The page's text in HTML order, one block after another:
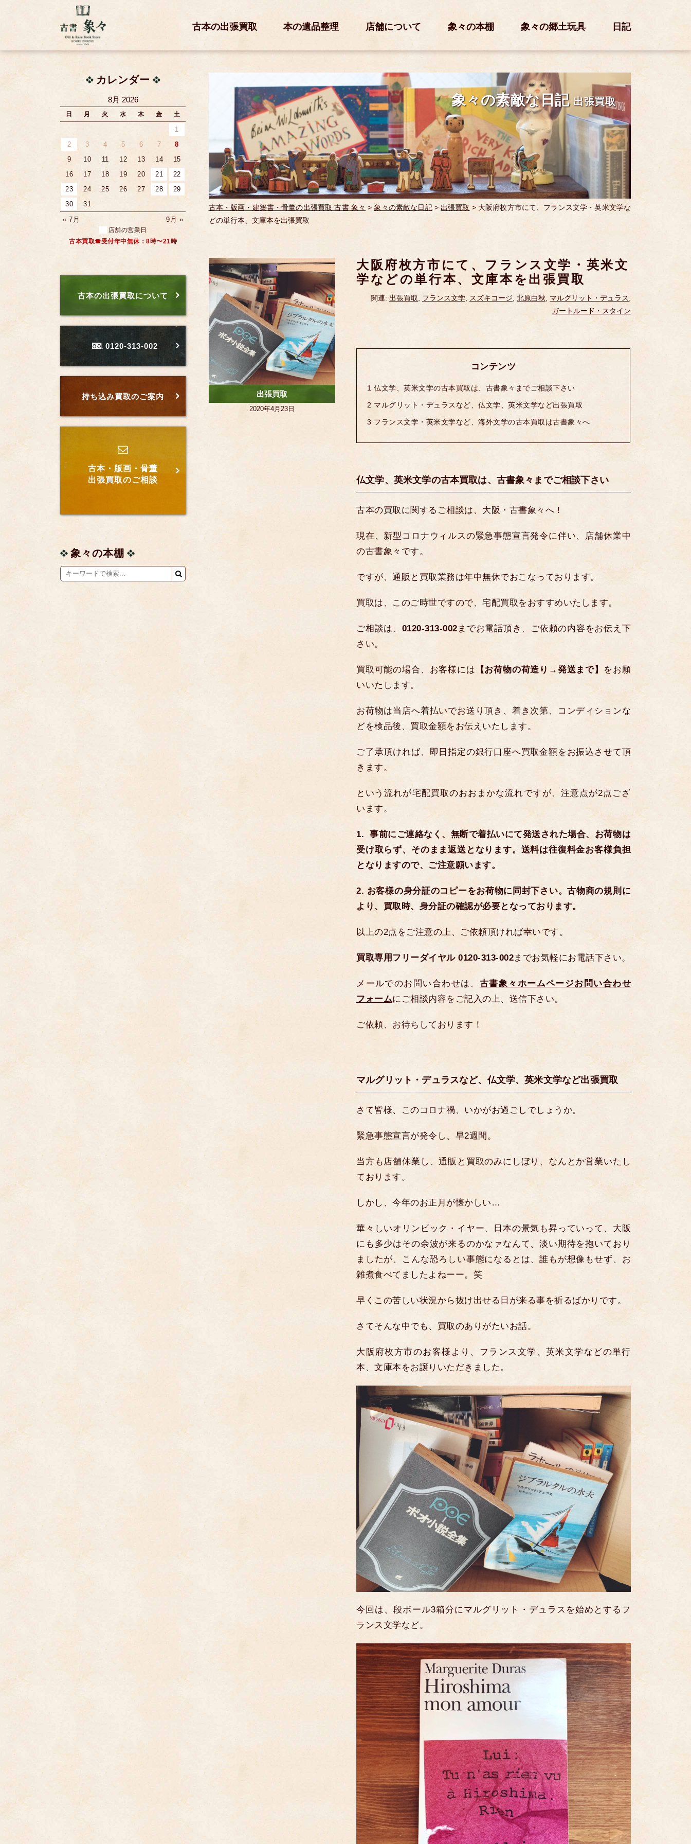
古本の出張買取 本の遺品整理 店舗について 象々の本棚 象々の郷土玩具 日記
象々の素敵な日記 出張買取
古本・版画・建築書・骨董の出張買取 古書 象々 >象々の素敵な日記>出張買取 > 大阪府枚方市にて、フランス文学・英米文学な
どの単行本、文庫本を出張買取
大阪府枚方市にて、フランス文学・英米文
学などの単行本、文庫本を出張買取
関連: 出張買取, フランス文学, スズキコージ, 北原白秋, マルグリット・デュラス,
ガートルード・スタイン
コンテンツ
1 仏文学、英米文学の古本買取は、古書象々までご相談下さい
2 マルグリット・デュラスなど、仏文学、英米文学など出張買取
3 フランス文学・英米文学など、海外文学の古本買取は古書象々へ
仏文学、英米文学の古本買取は、古書象々までご相談下さい
古本の買取に関するご相談は、大阪・古書象々へ！
現在、新型コロナウィルスの緊急事態宣言発令に伴い、店舗休業中
の古書象々です。
ですが、通販と買取業務は年中無休でおこなっております。
買取は、このご時世ですので、宅配買取をおすすめいたします。
ご相談は、 0120-313-002 までお電話頂き、ご依頼の内容をお伝え下
さい。
買取可能の場合、お客様には 【お荷物の荷造り→発送まで】
をお願
いいたします。
お荷物は当店へ着払いでお送り頂き、着き次第、コンディションな
どを検品後、買取金額をお伝えいたします。
ご了承頂ければ、即日指定の銀行口座へ買取金額をお振込させて頂
きます。
という流れが宅配買取のおおまかな流れですが、注意点が2点ござ
います。
1. 事前にご連絡なく、無断で着払いにて発送された場合、お荷物は
受け取らず、そのまま返送となります。送料は往復料金お客様負担
となりますので、ご注意願います。
2. お客様の身分証のコピーをお荷物に同封下さい。古物商の規則に
より、買取時、身分証の確認が必要となっております。
以上の2点をご注意の上、ご依頼頂ければ幸いです。
買取専用フリーダイヤル 0120-313-002までお気軽にお電話下さい。
メールでのお問い合わせは、 古書象々ホームページお問い合わせ
フォームにご相談内容をご記入の上、送信下さい。
ご依頼、お待ちしております！
マルグリット・デュラスなど、仏文学、英米文学など出張買取
さて皆様、このコロナ禍、いかがお過ごしでしょうか。
緊急事態宣言が発令し、早2週間。
当方も店舗休業し、通販と買取のみにしぼり、なんとか営業いたし
ております。
しかし、今年のお正月が懐かしい…
華々しいオリンピック・イヤー、日本の景気も昇っていって、大阪
にも多少はその余波が来るのかなァなんて、淡い期待を抱いており
ましたが、こんな恐ろしい事態になるとは、誰もが想像もせず、お
雑煮食べてましたよねーー。笑
早くこの苦しい状況から抜け出せる日が来る事を祈るばかりです。
さてそんな中でも、買取のありがたいお話。
大阪府枚方市のお客様より、フランス文学、英米文学などの単行
本、文庫本をお譲りいただきました。
今回は、段ボール3箱分にマルグリット・デュラスを始めとするフ
ランス文学など。
出張買取
2020年4月23日
カレンダー
8月 2026
日 月 火 水 木 金 土
1
2
3 4 5 6 7
8
9
10 11 12 13 14
15
16
17 18 19 20 21
22
23
24 25 26 27 28
29
30
31
« 7月
9月 »
店舗の営業日
古本買取☎受付年中無休：8時〜21時
古本の出張買取について
0120-313-002
持ち込み買取のご案内
古本・版画・骨董
出張買取のご相談
象々の本棚